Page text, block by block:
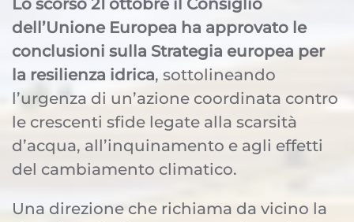
Lo scorso 21 ottobre il Consiglio
dell’Unione Europea ha approvato le
conclusioni sulla Strategia europea per
la resilienza idrica, sottolineando
l’urgenza di un’azione coordinata contro
le crescenti sfide legate alla scarsità
d’acqua, all’inquinamento e agli effetti
del cambiamento climatico.
Una direzione che richiama da vicino la